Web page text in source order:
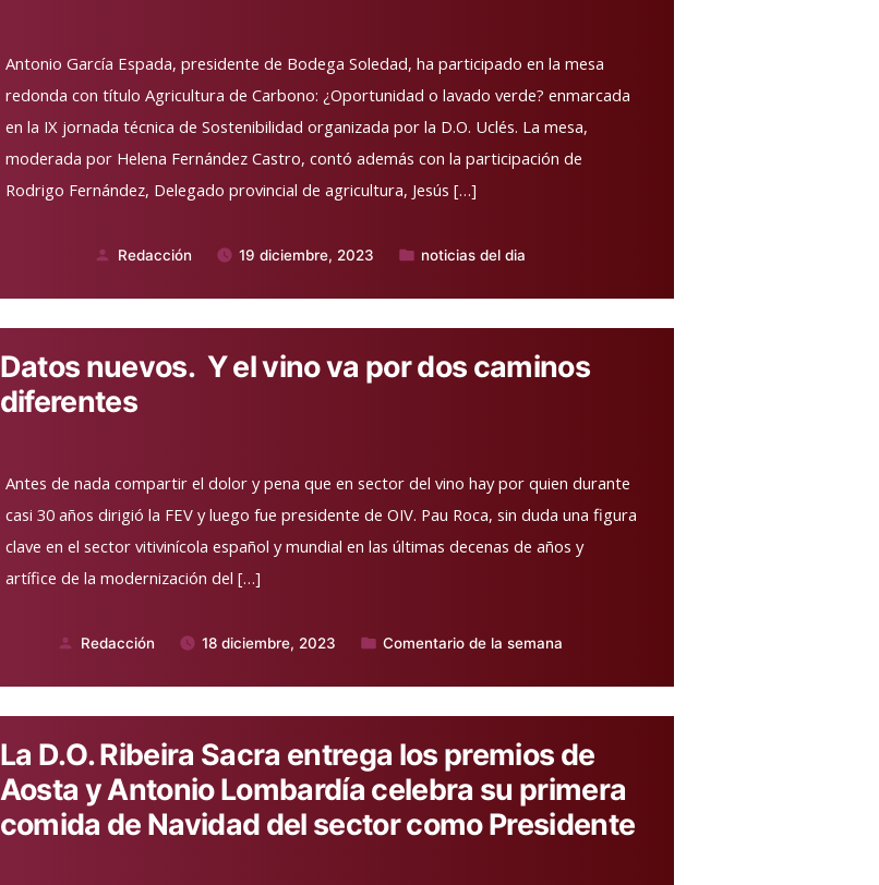
Antonio García Espada, presidente de Bodega Soledad, ha participado en la mesa
redonda con título Agricultura de Carbono: ¿Oportunidad o lavado verde? enmarcada
en la IX jornada técnica de Sostenibilidad organizada por la D.O. Uclés. La mesa,
moderada por Helena Fernández Castro, contó además con la participación de
Rodrigo Fernández, Delegado provincial de agricultura, Jesús […]
Publicado
Redacción 19 diciembre, 2023
Publicado
noticias del dia
Datos nuevos. Y el vino va por dos caminos
diferentes
Antes de nada compartir el dolor y pena que en sector del vino hay por quien durante
casi 30 años dirigió la FEV y luego fue presidente de OIV. Pau Roca, sin duda una figura
clave en el sector vitivinícola español y mundial en las últimas decenas de años y
artífice de la modernización del […]
Publicado
Redacción 18 diciembre, 2023
Publicado
Comentario de la semana
La D.O. Ribeira Sacra entrega los premios de
Aosta y Antonio Lombardía celebra su primera
comida de Navidad del sector como Presidente